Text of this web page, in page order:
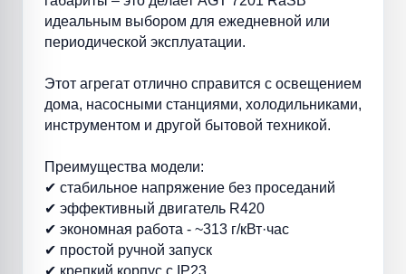
идеальным выбором для ежедневной или
периодической эксплуатации.
Этот агрегат отлично справится с освещением
дома, насосными станциями, холодильниками,
инструментом и другой бытовой техникой.
Преимущества модели:
✔ стабильное напряжение без проседаний
✔ эффективный двигатель R420
✔ экономная работа - ~313 г/кВт·час
✔ простой ручной запуск
✔ крепкий корпус с IP23